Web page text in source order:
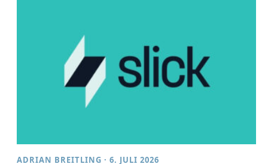
ADRIAN BREITLING ·6. JULI 2026